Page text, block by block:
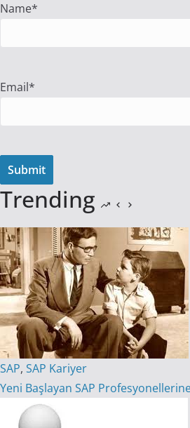
Name*
Email*
Trending
SAP, SAP Kariyer
Yeni Başlayan SAP